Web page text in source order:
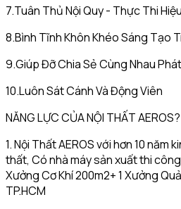
7.Tuân Thủ Nội Quy - Thực Thi
8.Bình Tĩnh Khôn Khéo Sáng Tạo
9.Giúp Đỡ Chia Sẻ Cùng Nhau
10.Luôn Sát Cánh Và Động Viên
NĂNG LỰC CỦA NỘI THẤT AEROS?
1. Nội Thất AEROS với hơn 10 năm
thất, Có nhà máy sản xuất thi
Xưởng Cơ Khí 200m2+ 1 Xưởng
TP.HCM